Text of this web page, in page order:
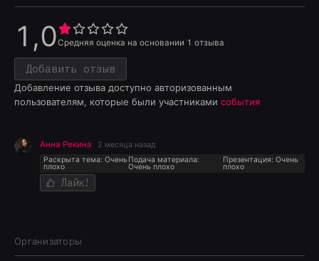
1,0Средняя оценка на основании 1 отзыва
Добавить отзыв
Добавление отзыва доступно авторизованным
пользователям, которые были участниками события
Анна Рекина
2 месяца назад
Раскрыта тема:Очень
плохо
Подача материала:
Очень плохо
Презентация:Очень
плохо
Лайк!
Организаторы